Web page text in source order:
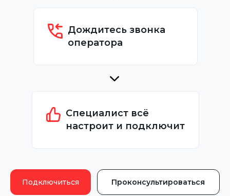
Дождитесь звонка
оператора
Специалист всё
настроит и подключит
Подключиться Проконсультироваться